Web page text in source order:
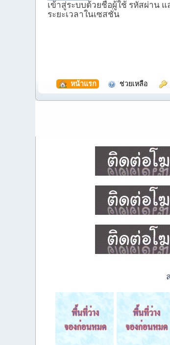
เข้าสู่ระบบด้วยชื่อผู้ใช้ รหัสผ่าน แ
ระยะเวลาในเซสชั่น
หน้าแรก ช่วยเหลือ